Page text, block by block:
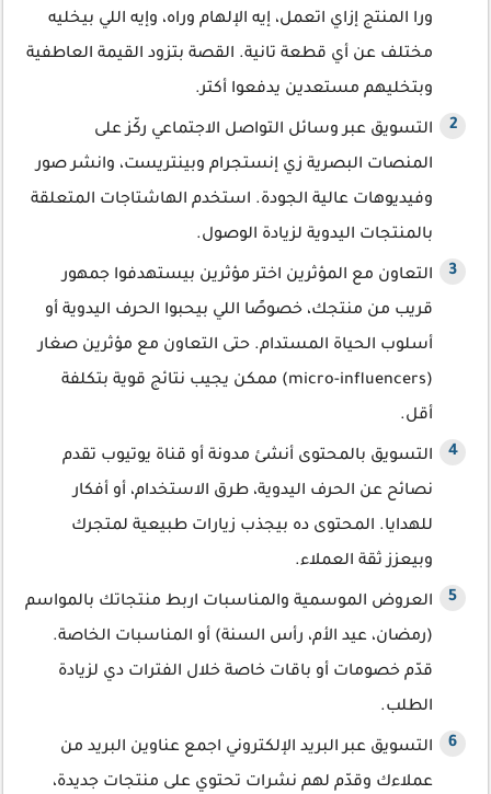
ورا المنتج إزاي اتعمل، إيه الإلهام وراه، وإيه اللي بيخليه
مختلف عن أي قطعة تانية. القصة بتزود القيمة العاطفية
وبتخليهم مستعدين يدفعوا أكتر.
التسويق عبر وسائل التواصل الاجتماعي ركّز على
المنصات البصرية زي إنستجرام وبينتريست، وانشر صور
وفيديوهات عالية الجودة. استخدم الهاشتاجات المتعلقة
بالمنتجات اليدوية لزيادة الوصول.
التعاون مع المؤثرين اختر مؤثرين بيستهدفوا جمهور
قريب من منتجك، خصوصًا اللي بيحبوا الحرف اليدوية أو
أسلوب الحياة المستدام. حتى التعاون مع مؤثرين صغار
(micro-influencers) ممكن يجيب نتائج قوية بتكلفة
أقل.
التسويق بالمحتوى أنشئ مدونة أو قناة يوتيوب تقدم
نصائح عن الحرف اليدوية، طرق الاستخدام، أو أفكار
للهدايا. المحتوى ده بيجذب زيارات طبيعية لمتجرك
وبيعزز ثقة العملاء.
العروض الموسمية والمناسبات اربط منتجاتك بالمواسم
(رمضان، عيد الأم، رأس السنة) أو المناسبات الخاصة.
قدّم خصومات أو باقات خاصة خلال الفترات دي لزيادة
الطلب.
التسويق عبر البريد الإلكتروني اجمع عناوين البريد من
عملاءك وقدّم لهم نشرات تحتوي على منتجات جديدة،